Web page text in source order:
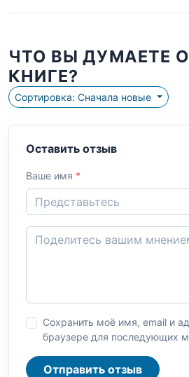
ЧТО ВЫ ДУМАЕТЕ
КНИГЕ?
Сортировка: Сначала новые
Оставить отзыв
Ваше имя *
Сохранить моё имя, email и
браузере для последующих
Отправить отзыв